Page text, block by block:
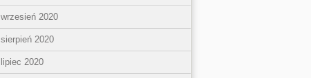
wrzesień 2020
sierpień 2020
lipiec 2020